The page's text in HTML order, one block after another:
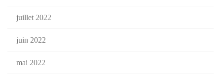
juillet 2022
juin 2022
mai 2022